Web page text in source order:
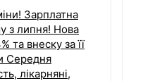
Зарплатна
з липня! Нова
та внеску за її
Середня
лікарняні,